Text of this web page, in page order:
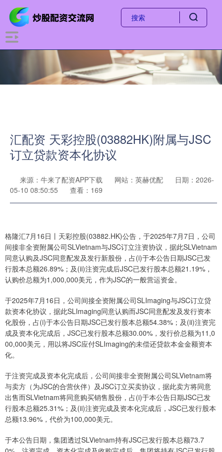
汇配资 天彩控股(03882HK)附属与JSC
订立贷款资本化协议
来源：牛来了配资APP下载 网站：英赫优配
日期：2026-
05-10 08:50:55
查看：169
格隆汇7月16日丨天彩控股(03882.HK)公告，于2025年7月7日，公司
间接非全资附属公司SLVietnam与JSC订立注资协议，据此SLVietnam
同意认购及JSC同意配发及发行新股份，占(i)于本公告日期JSC已发
行股本总额26.89%；及(ii)注资完成后JSC已发行股本总额21.19%，
认购价总额为1,000,000美元，作为JSC的一般营运资金。
于2025年7月16日，公司间接全资附属公司SLImaging与JSC订立贷
款资本化协议，据此SLImaging同意认购而JSC同意配发及发行资本
化股份，占(i)于本公告日期JSC已发行股本总额54.38%；及(ii)注资完
成及资本化完成后，JSC已发行股本总额30.00%，发行价总额为11,0
00,000美元，用以将JSC应付SLImaging的未偿还贷款本金金额资本
化。
于注资完成及资本化完成后，公司间接非全资附属公司SLVietnam将
与卖方（为JSC的合营伙伴）及JSC订立买卖协议，据此卖方将同意
出售而SLVietnam将同意购买销售股份，占(i)于本公告日期JSC已发
行股本总额25.31%；及(ii)注资完成及资本化完成后，JSC已发行股本
总额13.96%，代价为100,000美元。
于本公告日期，集团透过SLVietnam持有JSC已发行股本总额73.7